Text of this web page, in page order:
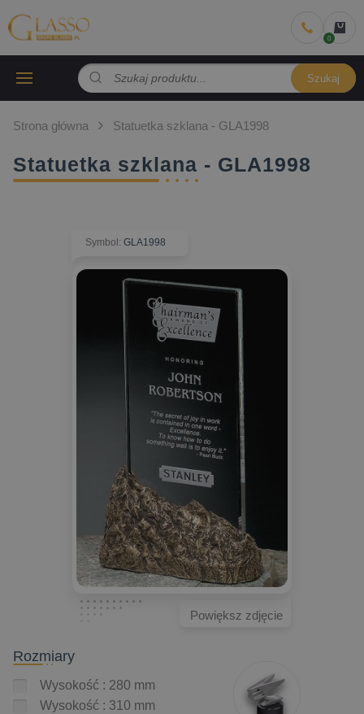
Szukaj
Strona główna Statuetka szklana - GLA1998
Statuetka szklana - GLA1998
Symbol : GLA1998
Powiększ zdjęcie
Rozmiary
Wysokość : 280 mm
Wysokość : 310 mm